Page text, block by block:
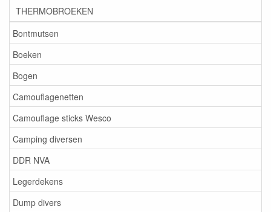
THERMOBROEKEN
Bontmutsen
Boeken
Bogen
Camouflagenetten
Camouflage sticks Wesco
Camping diversen
DDR NVA
Legerdekens
Dump divers